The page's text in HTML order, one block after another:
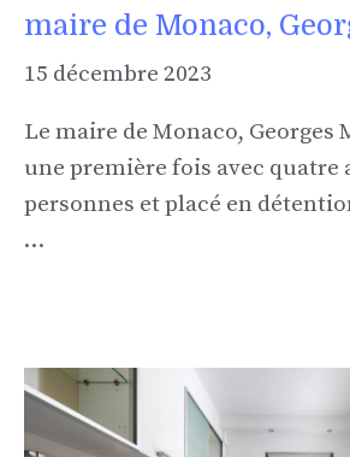
maire de Monaco,
15 décembre 2023
Le maire de Monaco, Georges
une première fois avec quatre
personnes et placé en
…